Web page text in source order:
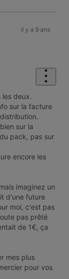
il y a 9 ans
les deux.
sur la facture
sur la
pack, pas sur
encore les
imaginez un
d'une future
moi, c'est pas
pas prêté
de 1€, ça
mes plus
pour vos